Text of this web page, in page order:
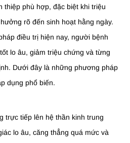
thiệp phù hợp, đặc biệt khi triệu
rõ đến sinh hoạt hằng ngày.
điều trị hiện nay, người bệnh
lo âu, giảm triệu chứng và từng
Dưới đây là những phương pháp
dụng phổ biến.
trực tiếp lên hệ thần kinh trung
lo âu, căng thẳng quá mức và